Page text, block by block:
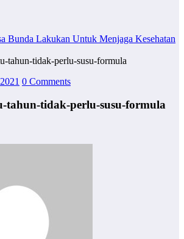
Bunda Lakukan Untuk Menjaga Kesehatan
tahun-tidak-perlu-susu-formula
0 Comments
tahun-tidak-perlu-susu-formula